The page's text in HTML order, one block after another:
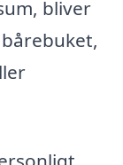
bliver